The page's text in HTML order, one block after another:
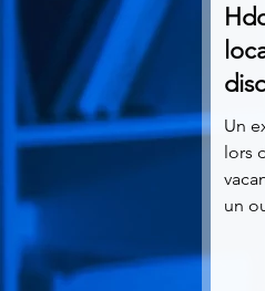
Un
lors
un